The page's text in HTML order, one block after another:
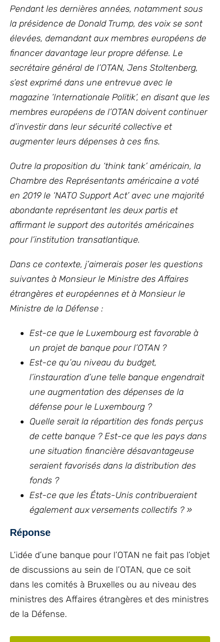
Pendant les dernières années, notamment sous
la présidence de Donald Trump, des voix se sont
élevées, demandant aux membres européens de
financer davantage leur propre défense. Le
secrétaire général de l’OTAN, Jens Stoltenberg,
s’est exprimé dans une entrevue avec le
magazine ‘Internationale Politik’, en disant que les
membres européens de l’OTAN doivent continuer
d’investir dans leur sécurité collective et
augmenter leurs dépenses à ces fins.
Outre la proposition du ‘think tank’ américain, la
Chambre des Représentants américaine a voté
en 2019 le ‘NATO Support Act’ avec une majorité
abondante représentant les deux partis et
affirmant le support des autorités américaines
pour l’institution transatlantique.
Dans ce contexte, j’aimerais poser les questions
suivantes à Monsieur le Ministre des Affaires
étrangères et européennes et à Monsieur le
Ministre de la Défense :
Est-ce que le Luxembourg est favorable à
un projet de banque pour l’OTAN ?
Est-ce qu’au niveau du budget,
l’instauration d’une telle banque engendrait
une augmentation des dépenses de la
défense pour le Luxembourg ?
Quelle serait la répartition des fonds perçus
de cette banque ? Est-ce que les pays dans
une situation financière désavantageuse
seraient favorisés dans la distribution des
fonds ?
Est-ce que les États-Unis contribueraient
également aux versements collectifs ? »
Réponse
L’idée d’une banque pour l’OTAN ne fait pas l’objet
de discussions au sein de l’OTAN, que ce soit
dans les comités à Bruxelles ou au niveau des
ministres des Affaires étrangères et des ministres
de la Défense.